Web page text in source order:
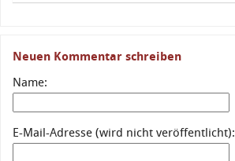
Neuen Kommentar schreiben
Name:
E-Mail-Adresse (wird nicht veröffentlicht):